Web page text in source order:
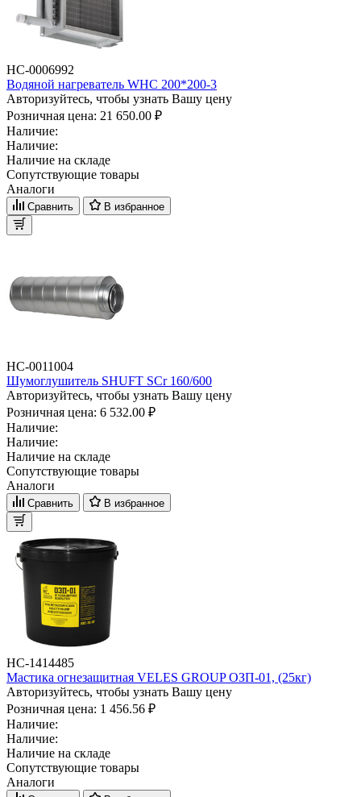
НС-0006992
Водяной нагреватель WHC 200*200-3
Авторизуйтесь, чтобы узнать Вашу цену
Розничная цена: 21 650.00 ₽
Наличие:
Наличие:
Наличие на складе
Сопутствующие товары
Аналоги
Сравнить В избранное
НС-0011004
Шумоглушитель SHUFT SCr 160/600
Авторизуйтесь, чтобы узнать Вашу цену
Розничная цена: 6 532.00 ₽
Наличие:
Наличие:
Наличие на складе
Сопутствующие товары
Аналоги
Сравнить В избранное
НС-1414485
Мастика огнезащитная VELES GROUP ОЗП-01, (25кг)
Авторизуйтесь, чтобы узнать Вашу цену
Розничная цена: 1 456.56 ₽
Наличие:
Наличие:
Наличие на складе
Сопутствующие товары
Аналоги